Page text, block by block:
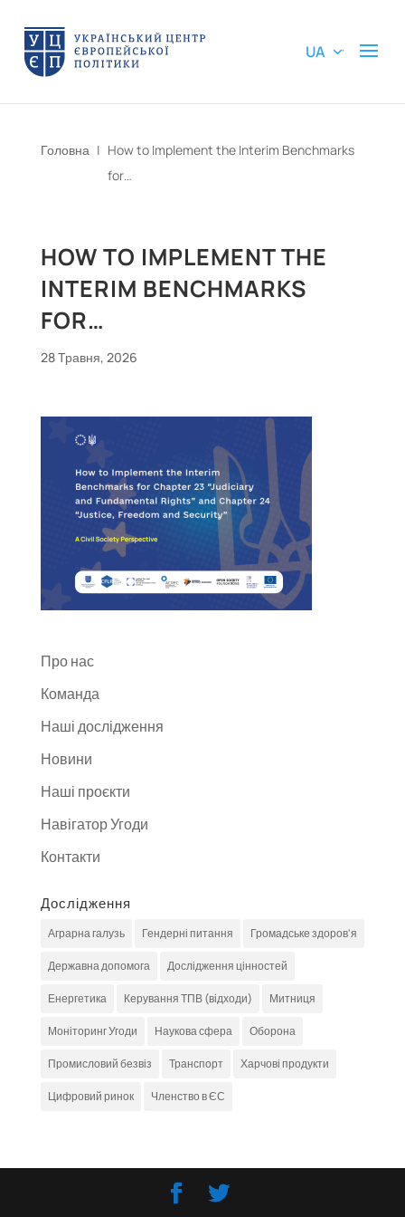
UA
Головна | How to Implement the Interim Benchmarks
for…
HOW TO IMPLEMENT THE
INTERIM BENCHMARKS
FOR…
28 Травня, 2026
Про нас
Команда
Наші дослідження
Новини
Наші проєкти
Навігатор Угоди
Контакти
Дослідження
Аграрна галузь Гендерні питання Громадське здоров'я
Державна допомога Дослідження цінностей
Енергетика Керування ТПВ (відходи) Митниця
Моніторинг Угоди Наукова сфера Оборона
Промисловий безвіз Транспорт Харчові продукти
Цифровий ринок Членство в ЄС